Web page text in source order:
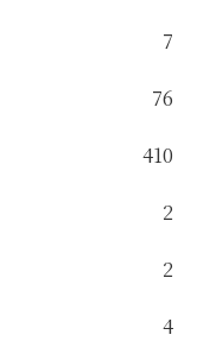
7
76
410
2
2
4